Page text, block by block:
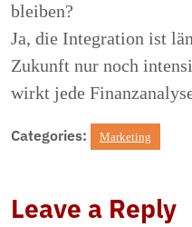
bleiben?
Ja, die Integration ist
Zukunft nur noch
wirkt jede
Categories: Marketing
Leave a Reply